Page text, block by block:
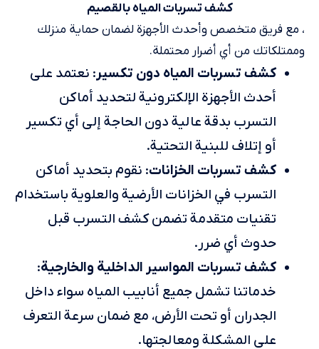
كشف تسربات المياه بالقصيم
، مع فريق متخصص وأحدث الأجهزة لضمان حماية منزلك
وممتلكاتك من أي أضرار محتملة.
كشف تسربات المياه دون تكسير: نعتمد على
أحدث الأجهزة الإلكترونية لتحديد أماكن
التسرب بدقة عالية دون الحاجة إلى أي تكسير
أو إتلاف للبنية التحتية.
كشف تسربات الخزانات: نقوم بتحديد أماكن
التسرب في الخزانات الأرضية والعلوية باستخدام
تقنيات متقدمة تضمن كشف التسرب قبل
حدوث أي ضرر.
كشف تسربات المواسير الداخلية والخارجية:
خدماتنا تشمل جميع أنابيب المياه سواء داخل
الجدران أو تحت الأرض، مع ضمان سرعة التعرف
على المشكلة ومعالجتها.